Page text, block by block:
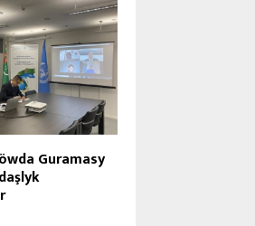
Guramasy